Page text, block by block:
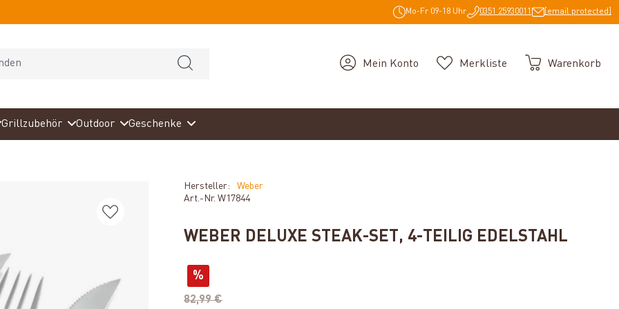
Mo-Fr 09-18 Uhr 0351 25930011 [email protected]
Mein Konto Merkliste Warenkorb
Grillzubehör Outdoor Geschenke
Hersteller:
Weber
Art.-Nr. W17844
WEBER DELUXE STEAK-SET, 4-TEILIG EDELSTAHL
%
82,99 €